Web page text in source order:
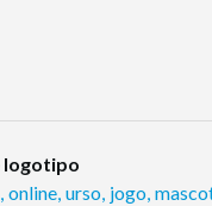
logotipo
, online, urso, jogo,